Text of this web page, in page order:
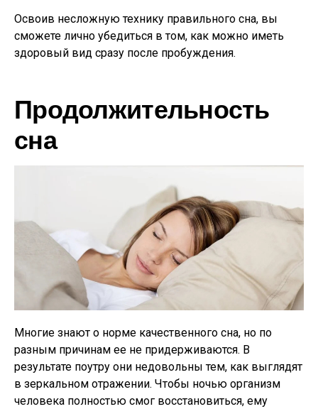
Освоив несложную технику правильного сна, вы
сможете лично убедиться в том, как можно иметь
здоровый вид сразу после пробуждения.
Продолжительность
сна
Многие знают о норме качественного сна, но по
разным причинам ее не придерживаются. В
результате поутру они недовольны тем, как выглядят
в зеркальном отражении. Чтобы ночью организм
человека полностью смог восстановиться, ему